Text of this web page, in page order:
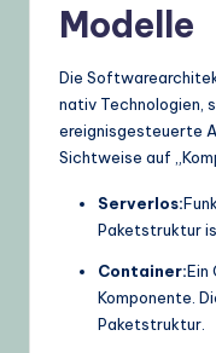
Modelle
Die
nativ Technologien,
ereignisgesteuerte
Sichtweise auf
Serverlos:
Paketstruktur
Container:Ein
Komponente.
Paketstruktur.